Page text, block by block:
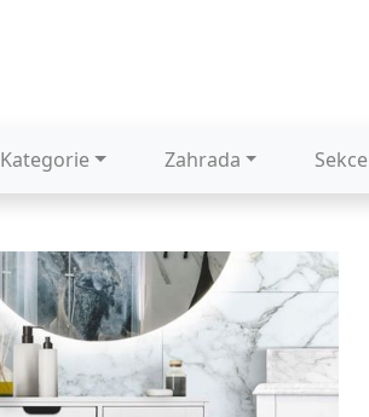
Kategorie Zahrada Sekce